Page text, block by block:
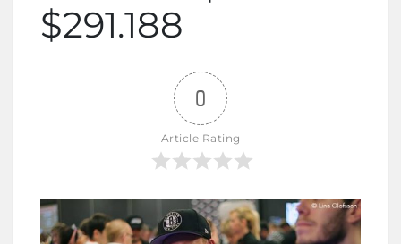
$291.188
0
Article Rating